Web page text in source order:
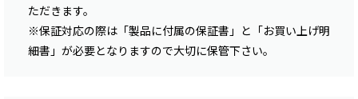
ただきます。
※保証対応の際は「製品に付属の保証書」と「お買い上げ明
細書」が必要となりますので大切に保管下さい。